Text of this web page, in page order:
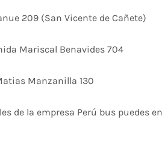
209 (San Vicente de Cañete)
Mariscal Benavides 704
Manzanilla 130
de la empresa Perú bus puedes